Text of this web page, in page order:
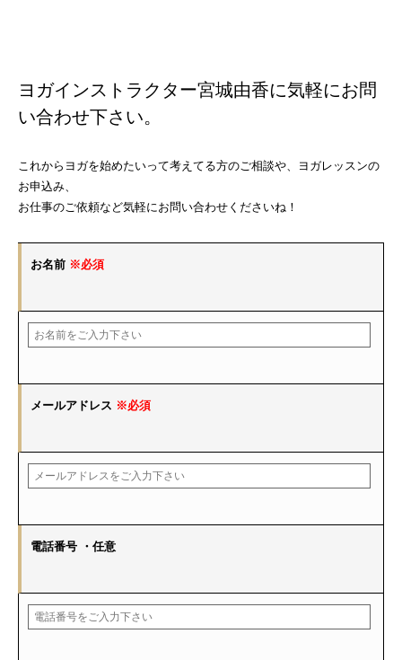
ヨガインストラクター宮城由香に気軽にお問
い合わせ下さい。
これからヨガを始めたいって考えてる方のご相談や、ヨガレッスンの
お申込み、
お仕事のご依頼など気軽にお問い合わせくださいね！
お名前 ※必須
メールアドレス ※必須
電話番号 ・任意